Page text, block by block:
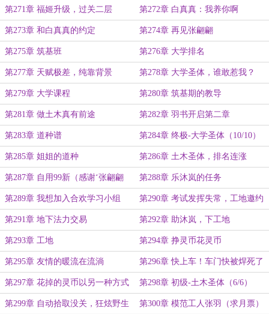
第271章 福姬升级，过关二层 第272章 白真真：我养你啊
第273章 和白真真的约定 第274章 再见张翩翩
第275章 筑基班 第276章 大学排名
第277章 天赋极差，纯靠背景 第278章 大学圣体，谁敢惹我？
第279章 大学课程 第280章 筑基期的教导
第281章 做土木真有前途 第282章 羽书开启第二章
第283章 道种谱 第284章 终极-大学圣体（10/10）
第285章 姐姐的道种 第286章 土木圣体，排名连涨
第287章 自用99新（感谢‘张翩翩
喵’伊芙送张翩翩200个好感符）
第288章 乐沐岚的任务
第289章 我想加入合欢学习小组 第290章 考试发挥失常，工地邀约
第291章 地下法力交易 第292章 助沐岚，下工地
第293章 工地 第294章 挣灵币花灵币
第295章 友情的暖流在流淌 第296章 快上车！车门快被焊死了
（求月票）
第297章 花掉的灵币以另一种方式
陪在了身边
第298章 初级-土木圣体（6/6）
第299章 自动拾取没关，狂炫野生 第300章 模范工人张羽（求月票）